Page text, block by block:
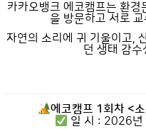
카카오뱅크 에코캠프는 환
을 방문하고 서로
자연의 소리에 귀 기울이고,
던 생태 감
에코캠프 1회차 <
일 시 : 2026